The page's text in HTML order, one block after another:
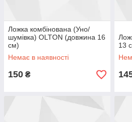
Ложка комбінована (Уно/
шумівка) OLTON (довжина 16
см)
Немає в наявності
150 ₴
13